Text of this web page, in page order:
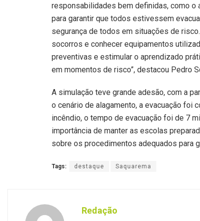
responsabilidades bem definidas, como o
para garantir que todos estivessem
segurança de todos em situações de
socorros e conhecer equipamentos
preventivas e estimular o aprendizado
em momentos de risco”, destacou Pedro
A simulação teve grande adesão, com a
o cenário de alagamento, a evacuação foi
incêndio, o tempo de evacuação foi de 7
importância de manter as escolas
sobre os procedimentos adequados para
Tags: destaque Saquarema
Redação